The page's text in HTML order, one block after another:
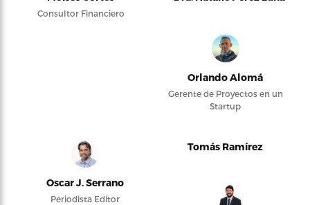
Consultor Financiero
Orlando Alomá
Gerente de Proyectos en un
Startup
Oscar J. Serrano
Periodista Editor
Tomás Ramírez